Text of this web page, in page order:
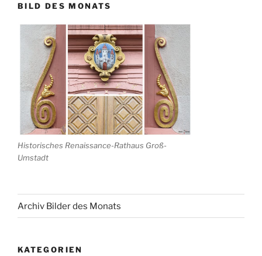
BILD DES MONATS
Historisches Renaissance-Rathaus Groß-
Umstadt
Archiv Bilder des Monats
KATEGORIEN